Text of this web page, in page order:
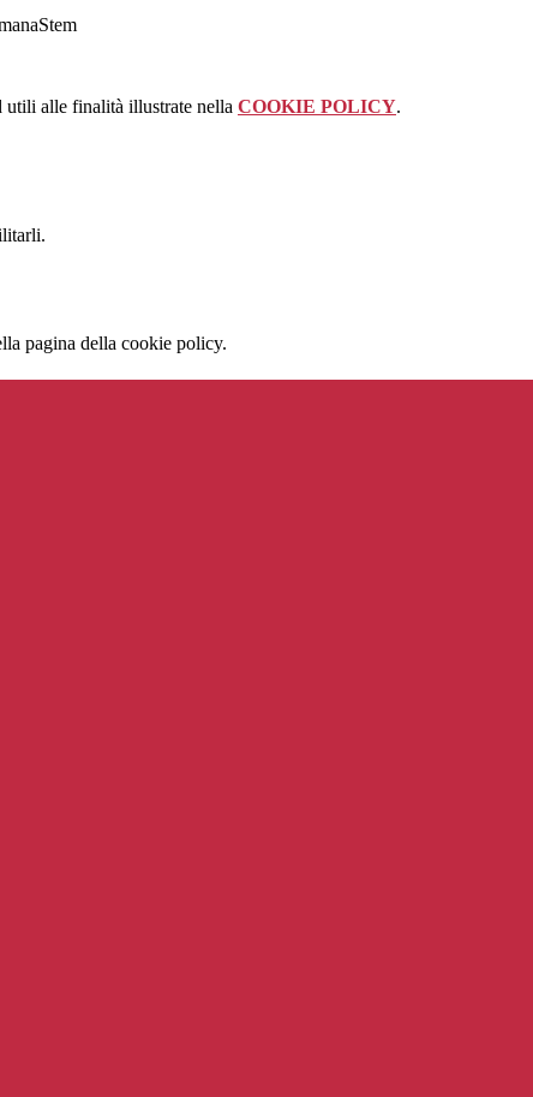
utili alle finalità illustrate nella COOKIE POLICY.
pagina della cookie policy.